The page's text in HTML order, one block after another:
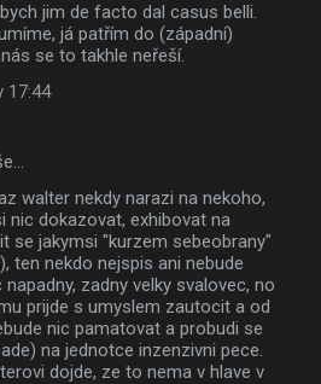
jim de facto dal casus belli.
já patřím do (západní)
se to takhle neřeší.
17:44
walter nekdy narazi na nekoho,
nic dokazovat, exhibovat na
se jakymsi "kurzem sebeobrany"
ten nekdo nejspis ani nebude
zadny velky svalovec, no
prijde s umyslem zautocit a od
nic pamatovat a probudi se
na jednotce inzenzivni pece.
dojde, ze to nema v hlave v